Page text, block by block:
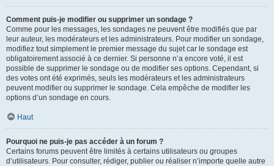
Comment puis-je modifier ou supprimer un sondage ?
Comme pour les messages, les sondages ne peuvent être modifiés que par
leur auteur, les modérateurs et les administrateurs. Pour modifier un sondage,
modifiez tout simplement le premier message du sujet car le sondage est
obligatoirement associé à ce dernier. Si personne n’a encore voté, il est
possible de supprimer le sondage ou de modifier ses options. Cependant, si
des votes ont été exprimés, seuls les modérateurs et les administrateurs
peuvent modifier ou supprimer le sondage. Cela empêche de modifier les
options d’un sondage en cours.
Haut
Pourquoi ne puis-je pas accéder à un forum ?
Certains forums peuvent être limités à certains utilisateurs ou groupes
d’utilisateurs. Pour consulter, rédiger, publier ou réaliser n’importe quelle autre